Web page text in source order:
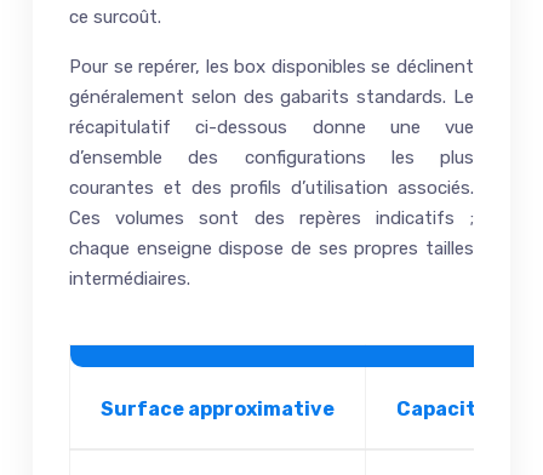
ce surcoût.
Pour se repérer, les box disponibles se déclinent
généralement selon des gabarits standards. Le
récapitulatif ci-dessous donne une vue
d’ensemble des configurations les plus
courantes et des profils d’utilisation associés.
Ces volumes sont des repères indicatifs ;
chaque enseigne dispose de ses propres tailles
intermédiaires.
Surface approximative Capacité